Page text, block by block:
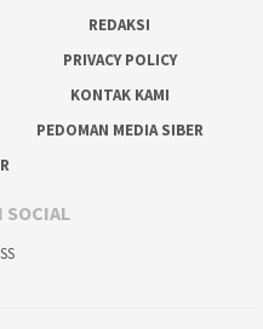
REDAKSI
PRIVACY POLICY
KONTAK KAMI
PEDOMAN MEDIA SIBER
SOCIAL